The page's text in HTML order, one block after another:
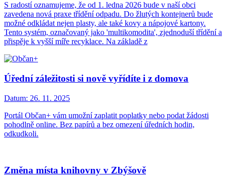
S radostí oznamujeme, že od 1. ledna 2026 bude v naší obci
zavedena nová praxe třídění odpadu. Do žlutých kontejnerů bude
možné odkládat nejen plasty, ale také kovy a nápojové kartony.
Tento systém, označovaný jako 'multikomodita', zjednoduší třídění a
přispěje k vyšší míře recyklace. Na základě z
Úřední záležitosti si nově vyřídíte i z domova
Datum: 26. 11. 2025
Portál Občan+ vám umožní zaplatit poplatky nebo podat žádosti
pohodlně online. Bez papírů a bez omezení úředních hodin,
odkudkoli.
Změna místa knihovny v Zbýšově